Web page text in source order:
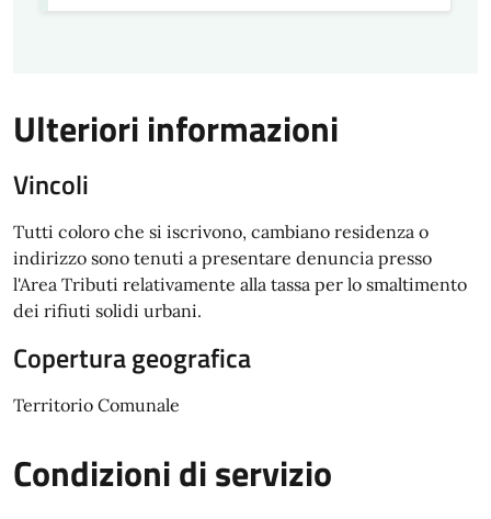
Ulteriori informazioni
Vincoli
Tutti coloro che si iscrivono, cambiano residenza o
indirizzo sono tenuti a presentare denuncia presso
l'Area Tributi relativamente alla tassa per lo smaltimento
dei rifiuti solidi urbani.
Copertura geografica
Territorio Comunale
Condizioni di servizio